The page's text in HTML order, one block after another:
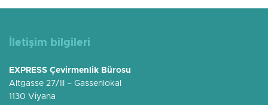
İletişim bilgileri
EXPRESS Çevirmenlik Bürosu
Altgasse 27/III – Gassenlokal
1130 Viyana